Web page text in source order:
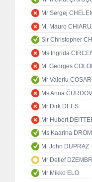
Mr Sergej
M. Mauro
Sir Christopher
Ms Ingrida
M. Georges
Mr Valeriu
Ms Anna
Mr Dirk DEES
Mr Hubert
Ms Kaarina
M. John DUPRAZ
Mr Detlef
Mr Mikko ELO